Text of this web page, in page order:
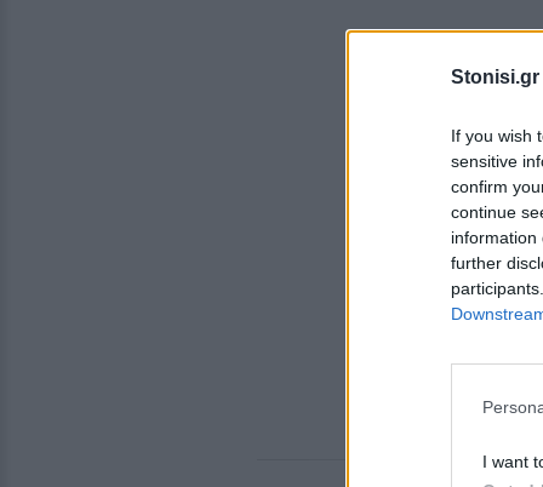
Stonisi.gr
If you wish
sensitive
confirm
continue
information
further
I want